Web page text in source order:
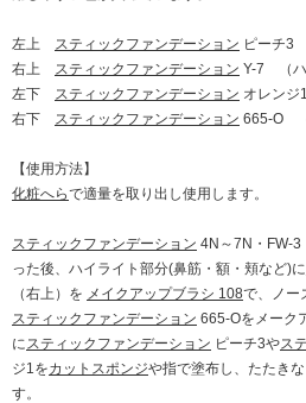
左上 スティックファンデーション ピーチ3
右上 スティックファンデーション Y-7 （ハ
左下 スティックファンデーション オレンジ
右下 スティックファンデーション 665-O （
【使用方法】
化粧へらで適量を取り出し使用します。
スティックファンデーション 4N～7N・FW-3
った後、ハイライト部分(鼻筋・額・頬など)に
（右上）を メイクアップブラシ 108で、ノー
スティックファンデーション 665-Oをメーク
にスティックファンデーション ピーチ3やス
ジ1をカットスポンジや指で塗布し、たたきな
す。